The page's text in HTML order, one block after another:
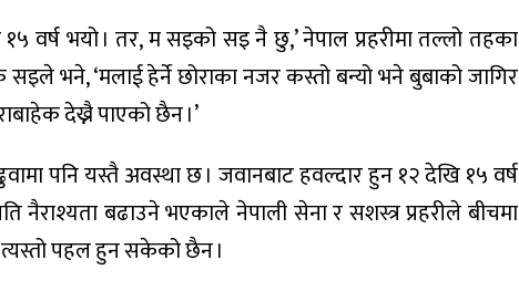
वर्ष भयो । तर, म सइको सइ नै छु,’ नेपाल प्रहरीमा तल्लो तहका
सइले भने, ‘मलाई हेर्ने छोराका नजर कस्तो बन्यो भने बुबाको जागिर
देख्नै पाएको छैन ।’
पनि यस्तै अवस्था छ । जवानबाट हवल्दार हुन १२ देखि १५ वर्ष
नैराश्यता बढाउने भएकाले नेपाली सेना र सशस्त्र प्रहरीले बीचमा
त्यस्तो पहल हुन सकेको छैन ।